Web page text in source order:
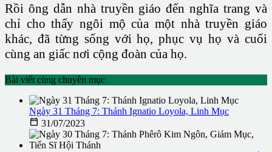
Rồi ông dẫn nhà truyền giáo đến nghĩa trang và
chỉ cho thấy ngôi mộ của một nhà truyền giáo
khác, đã từng sống với họ, phục vụ họ và cuối
cùng an giấc nơi cộng đoàn của họ.
Bài viết cùng chuyên mục
Ngày 31 Tháng 7: Thánh Ignatio Loyola, Linh Mục
 31/07/2023